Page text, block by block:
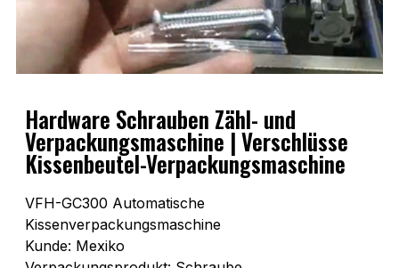
Hardware Schrauben Zähl- und
Verpackungsmaschine | Verschlüsse
Kissenbeutel-Verpackungsmaschine
VFH-GC300 Automatische
Kissenverpackungsmaschine
Kunde: Mexiko